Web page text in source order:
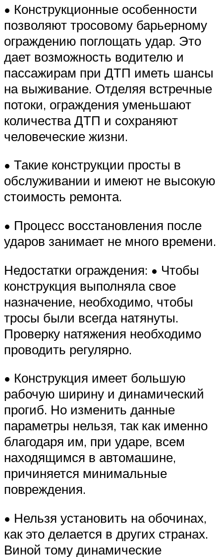
• Конструкционные особенности
позволяют тросовому барьерному
ограждению поглощать удар. Это
дает возможность водителю и
пассажирам при ДТП иметь шансы
на выживание. Отделяя встречные
потоки, ограждения уменьшают
количества ДТП и сохраняют
человеческие жизни.
• Такие конструкции просты в
обслуживании и имеют не высокую
стоимость ремонта.
• Процесс восстановления после
ударов занимает не много времени.
Недостатки ограждения: • Чтобы
конструкция выполняла свое
назначение, необходимо, чтобы
тросы были всегда натянуты.
Проверку натяжения необходимо
проводить регулярно.
• Конструкция имеет большую
рабочую ширину и динамический
прогиб. Но изменить данные
параметры нельзя, так как именно
благодаря им, при ударе, всем
находящимся в автомашине,
причиняется минимальные
повреждения.
• Нельзя установить на обочинах,
как это делается в других странах.
Виной тому динамические